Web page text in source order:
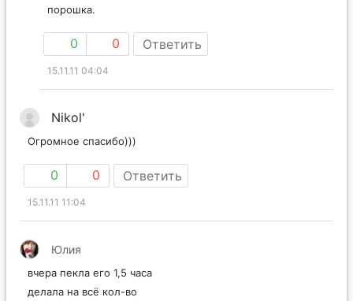
порошка.
0 0 Ответить
15.11.11 04:04
Nikol'
Огромное спасибо)))
0 0 Ответить
15.11.11 11:04
Юлия
вчера пекла его 1,5 часа
делала на всё кол-во